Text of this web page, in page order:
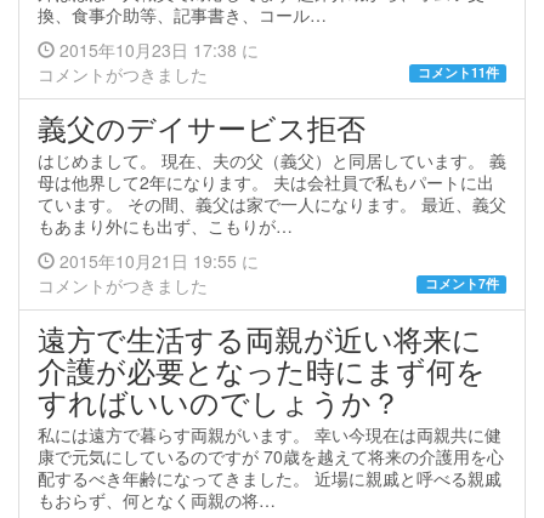
換、食事介助等、記事書き、コール…
2015年10月23日 17:38 に
コメントがつきました
コメント11件
義父のデイサービス拒否
はじめまして。 現在、夫の父（義父）と同居しています。 義
母は他界して2年になります。 夫は会社員で私もパートに出
ています。 その間、義父は家で一人になります。 最近、義父
もあまり外にも出ず、こもりが…
2015年10月21日 19:55 に
コメントがつきました
コメント7件
遠方で生活する両親が近い将来に
介護が必要となった時にまず何を
すればいいのでしょうか？
私には遠方で暮らす両親がいます。 幸い今現在は両親共に健
康で元気にしているのですが 70歳を越えて将来の介護用を心
配するべき年齢になってきました。 近場に親戚と呼べる親戚
もおらず、何となく両親の将…